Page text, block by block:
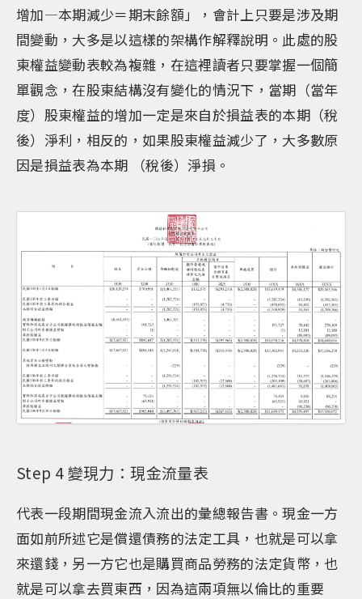
增加—本期減少＝期末餘額」，會計上只要是涉及期
間變動，大多是以這樣的架構作解釋說明。此處的股
東權益變動表較為複雜，在這裡讀者只要掌握一個簡
單觀念，在股東結構沒有變化的情況下，當期（當年
度）股東權益的增加一定是來自於損益表的本期（稅
後）淨利，相反的，如果股東權益減少了，大多數原
因是損益表為本期 （稅後）淨損。
Step 4 變現力：現金流量表
代表一段期間現金流入流出的彙總報告書。現金一方
面如前所述它是償還債務的法定工具，也就是可以拿
來還錢，另一方它也是購買商品勞務的法定貨幣，也
就是可以拿去買東西，因為這兩項無以倫比的重要